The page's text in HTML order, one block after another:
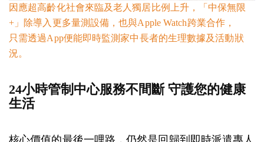
因應超高齡化社會來臨及老人獨居比例上升，「中保無限
+」除導入更多量測設備，也與Apple Watch跨業合作，
只需透過App便能即時監測家中長者的生理數據及活動狀
況。
24小時管制中心服務不間斷 守護您的健康
生活
核心價值的最後一哩路，仍然是回歸到即時派遣專人